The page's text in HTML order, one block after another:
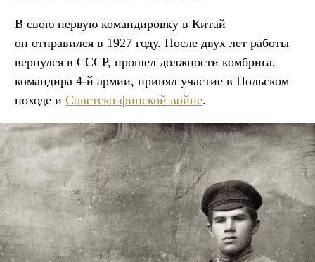
В свою первую командировку в Китай
он отправился в 1927 году. После двух лет работы
вернулся в СССР, прошел должности комбрига,
командира 4-й армии, принял участие в Польском
походе и Советско-финской войне.